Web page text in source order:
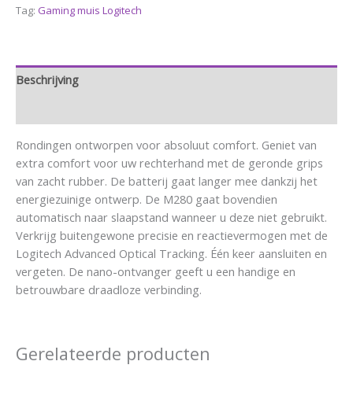
Tag: Gaming muis Logitech
Beschrijving
Rondingen ontworpen voor absoluut comfort. Geniet van
extra comfort voor uw rechterhand met de geronde grips
van zacht rubber. De batterij gaat langer mee dankzij het
energiezuinige ontwerp. De M280 gaat bovendien
automatisch naar slaapstand wanneer u deze niet gebruikt.
Verkrijg buitengewone precisie en reactievermogen met de
Logitech Advanced Optical Tracking. Één keer aansluiten en
vergeten. De nano-ontvanger geeft u een handige en
betrouwbare draadloze verbinding.
Gerelateerde producten